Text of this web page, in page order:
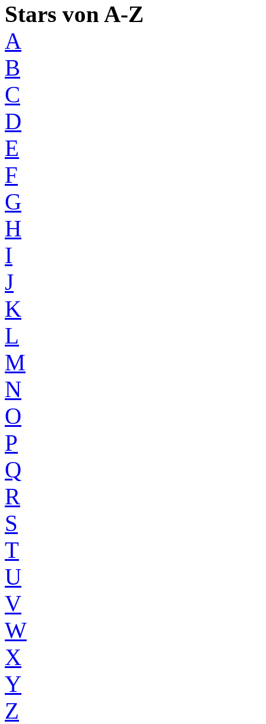
Stars von A-Z
A
B
C
D
E
F
G
H
I
J
K
L
M
N
O
P
Q
R
S
T
U
V
W
X
Y
Z